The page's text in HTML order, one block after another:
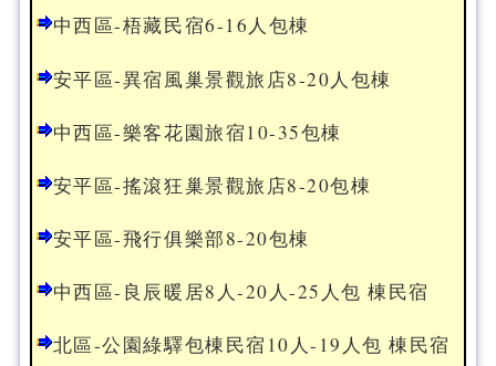
中西區-梧藏民宿6-16人包棟
安平區-異宿風巢景觀旅店8-20人包棟
中西區-樂客花園旅宿10-35包棟
安平區-搖滾狂巢景觀旅店8-20包棟
安平區-飛行俱樂部8-20包棟
中西區-良辰暖居8人-20人-25人包 棟民宿
北區-公園綠驛包棟民宿10人-19人包 棟民宿